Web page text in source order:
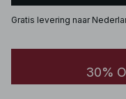
Gratis levering naar
30%